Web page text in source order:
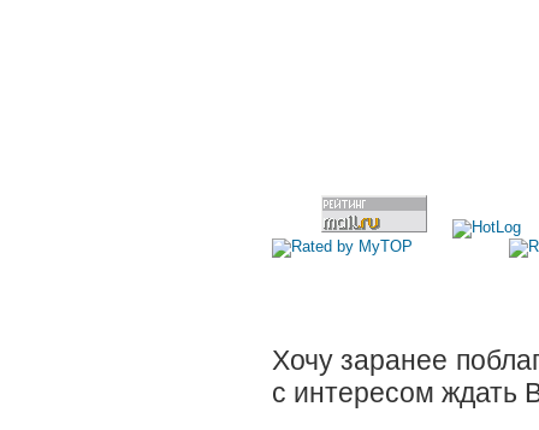
Хочу заранее
с интересом ждать